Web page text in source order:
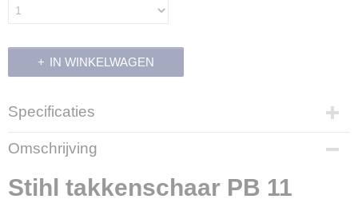
IN WINKELWAGEN
Specificaties
Productcode
10614
Productcode leverancier
0000 881 3670
Omschrijving
Stihl takkenschaar PB 11